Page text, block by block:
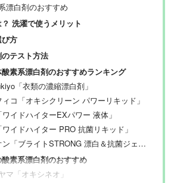
漂白剤のおすすめ
洗濯で使うメリット
方
テスト方法
酸素系漂白剤のおすすめランキング
「衣類の濃縮漂白剤」
ィコ「オキシクリーン パワーリキッド」
ワイドハイターEXパワー 液体」
ワイドハイター PRO 抗菌リキッド」
「ブライトSTRONG 漂白＆抗菌ジェル」
酸素系漂白剤のおすすめ
マ「オキシネオ」